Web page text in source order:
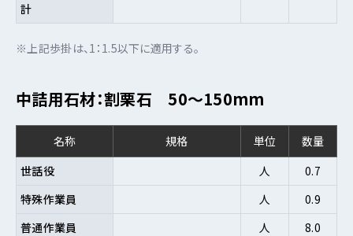
計
※上記歩掛は、1：1.5以下に適用する。
中詰用石材：割栗石 50～150mm
名称 規格 単位
数量
世話役
人
0.7
特殊作業員
人
0.9
普通作業員
人
8.0